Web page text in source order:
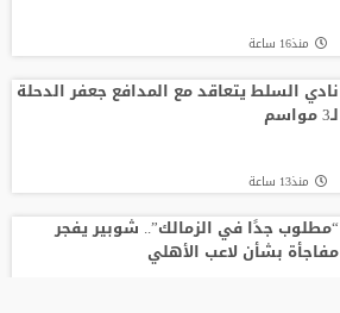
منذ16 ساعة
نادي السلط يتعاقد مع المدافع جعفر الدحلة
لـ3 مواسم
منذ13 ساعة
“مطلوب جدًا في الزمالك”.. شوبير يفجر
مفاجأة بشأن لاعب الأهلي